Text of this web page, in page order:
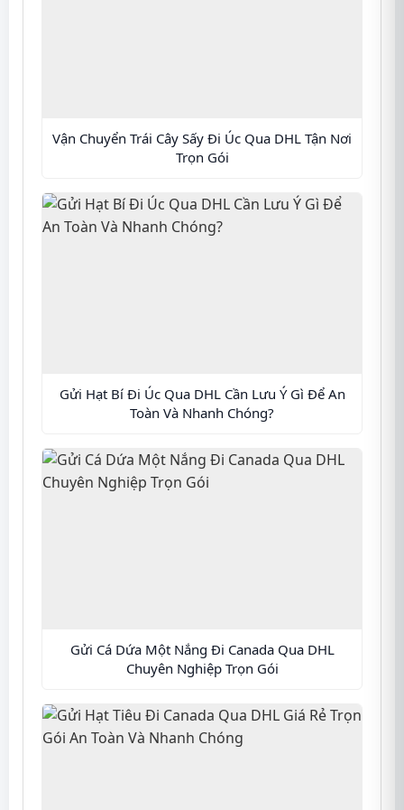
Vận Chuyển Trái Cây Sấy Đi Úc Qua DHL Tận Nơi
Trọn Gói
Gửi Hạt Bí Đi Úc Qua DHL Cần Lưu Ý Gì Để An
Toàn Và Nhanh Chóng?
Gửi Cá Dứa Một Nắng Đi Canada Qua DHL
Chuyên Nghiệp Trọn Gói